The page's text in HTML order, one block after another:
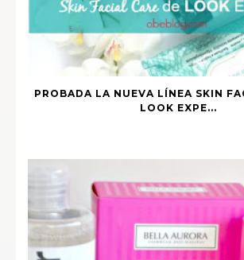
PROBADA LA NUEVA LÍNEA SKIN
LOOK EXPE...